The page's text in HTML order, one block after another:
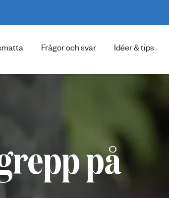
Frågor och svar Idéer & tips
på